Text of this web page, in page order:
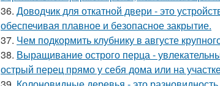
36. Доводчик для откатной двери - это
обеспечивая плавное и безопасное закрытие.
37. Чем подкормить клубнику в августе
38. Выращивание острого перца -
острый перец прямо у себя дома или на